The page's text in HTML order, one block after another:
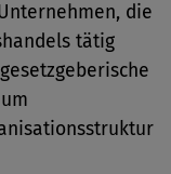
die
tätig